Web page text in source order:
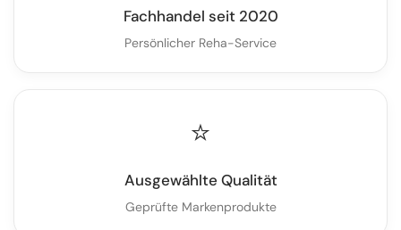
Fachhandel seit 2020
Persönlicher Reha-Service
⭐
Ausgewählte Qualität
Geprüfte Markenprodukte